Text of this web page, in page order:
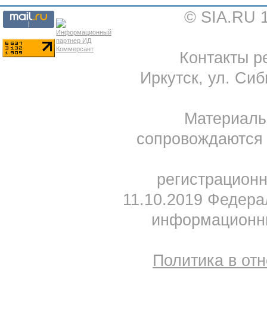
© SIA.RU
Контакты
Иркутск, ул.
11.10.2019
Политика в